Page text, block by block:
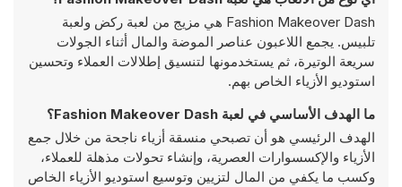
Fashion Makeover Dash هي مزيج من لعبة ركض ولعبة
تلبيس. يجمع اللاعبون عناصر الموضة والمال أثناء الجولات
سريعة الوتيرة، ثم يستخدمونها لتنسيق إطلالات العملاء وتحسين
استوديو الأزياء الخاص بهم.
ما الهدف الأساسي في لعبة Fashion Makeover Dash؟
الهدف الرئيسي هو أن تصبحي منسقة أزياء ناجحة من خلال جمع
الأزياء والإكسسوارات العصرية، وإنشاء تحولات مذهلة للعملاء،
وكسب ما يكفي من المال لتزيين وتوسيع استوديو الأزياء الخاص